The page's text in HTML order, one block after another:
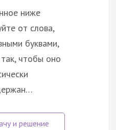
ниже
от слова,
буквами,
чтобы оно